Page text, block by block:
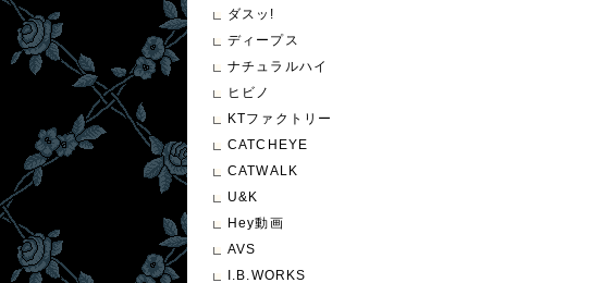
ダスッ!
ディープス
ナチュラルハイ
ヒビノ
KTファクトリー
CATCHEYE
CATWALK
U&K
Hey動画
AVS
I.B.WORKS